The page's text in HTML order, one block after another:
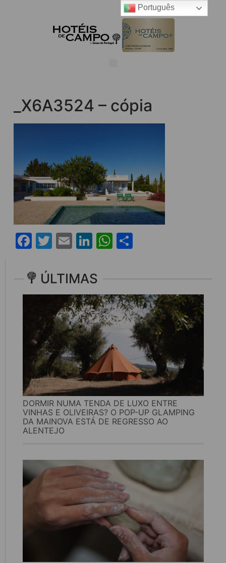
_X6A3524 – cópia
Facebook
Twitter
EmailLinkedIn
WhatsApp
ÚLTIMAS
DORMIR NUMA TENDA DE LUXO ENTRE
VINHAS E OLIVEIRAS? O POP-UP GLAMPING
DA MAINOVA ESTÁ DE REGRESSO AO
ALENTEJO
Português